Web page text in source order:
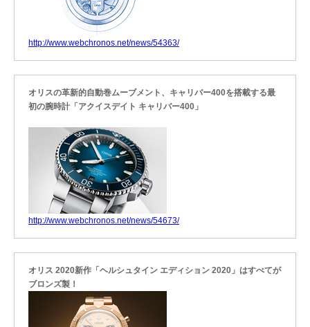
http://www.webchronos.net/news/54363/
オリスの革新的自動巻ムーブメント、キャリバー400を搭載する最
初の腕時計「アクイスデイト キャリバー400」
http://www.webchronos.net/news/54673/
オリス 2020新作「ヘルシュタイン エディション 2020」はすべてが
ブロンズ製！